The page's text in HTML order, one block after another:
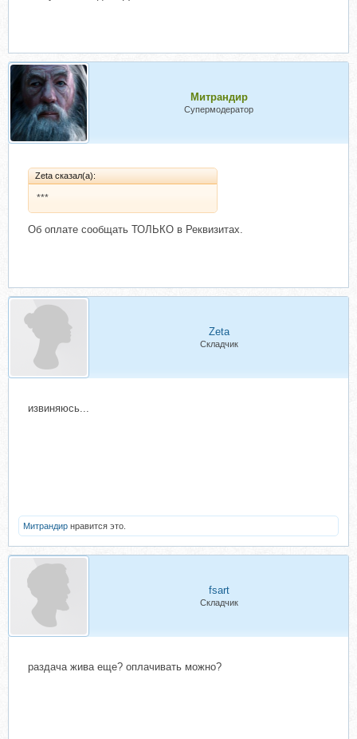
Митрандир
Супермодератор
Zeta сказал(а):
***
Об оплате сообщать ТОЛЬКО в Реквизитах.
Zeta
Складчик
извиняюсь...
Митрандир нравится это.
fsart
Складчик
раздача жива еще? оплачивать можно?